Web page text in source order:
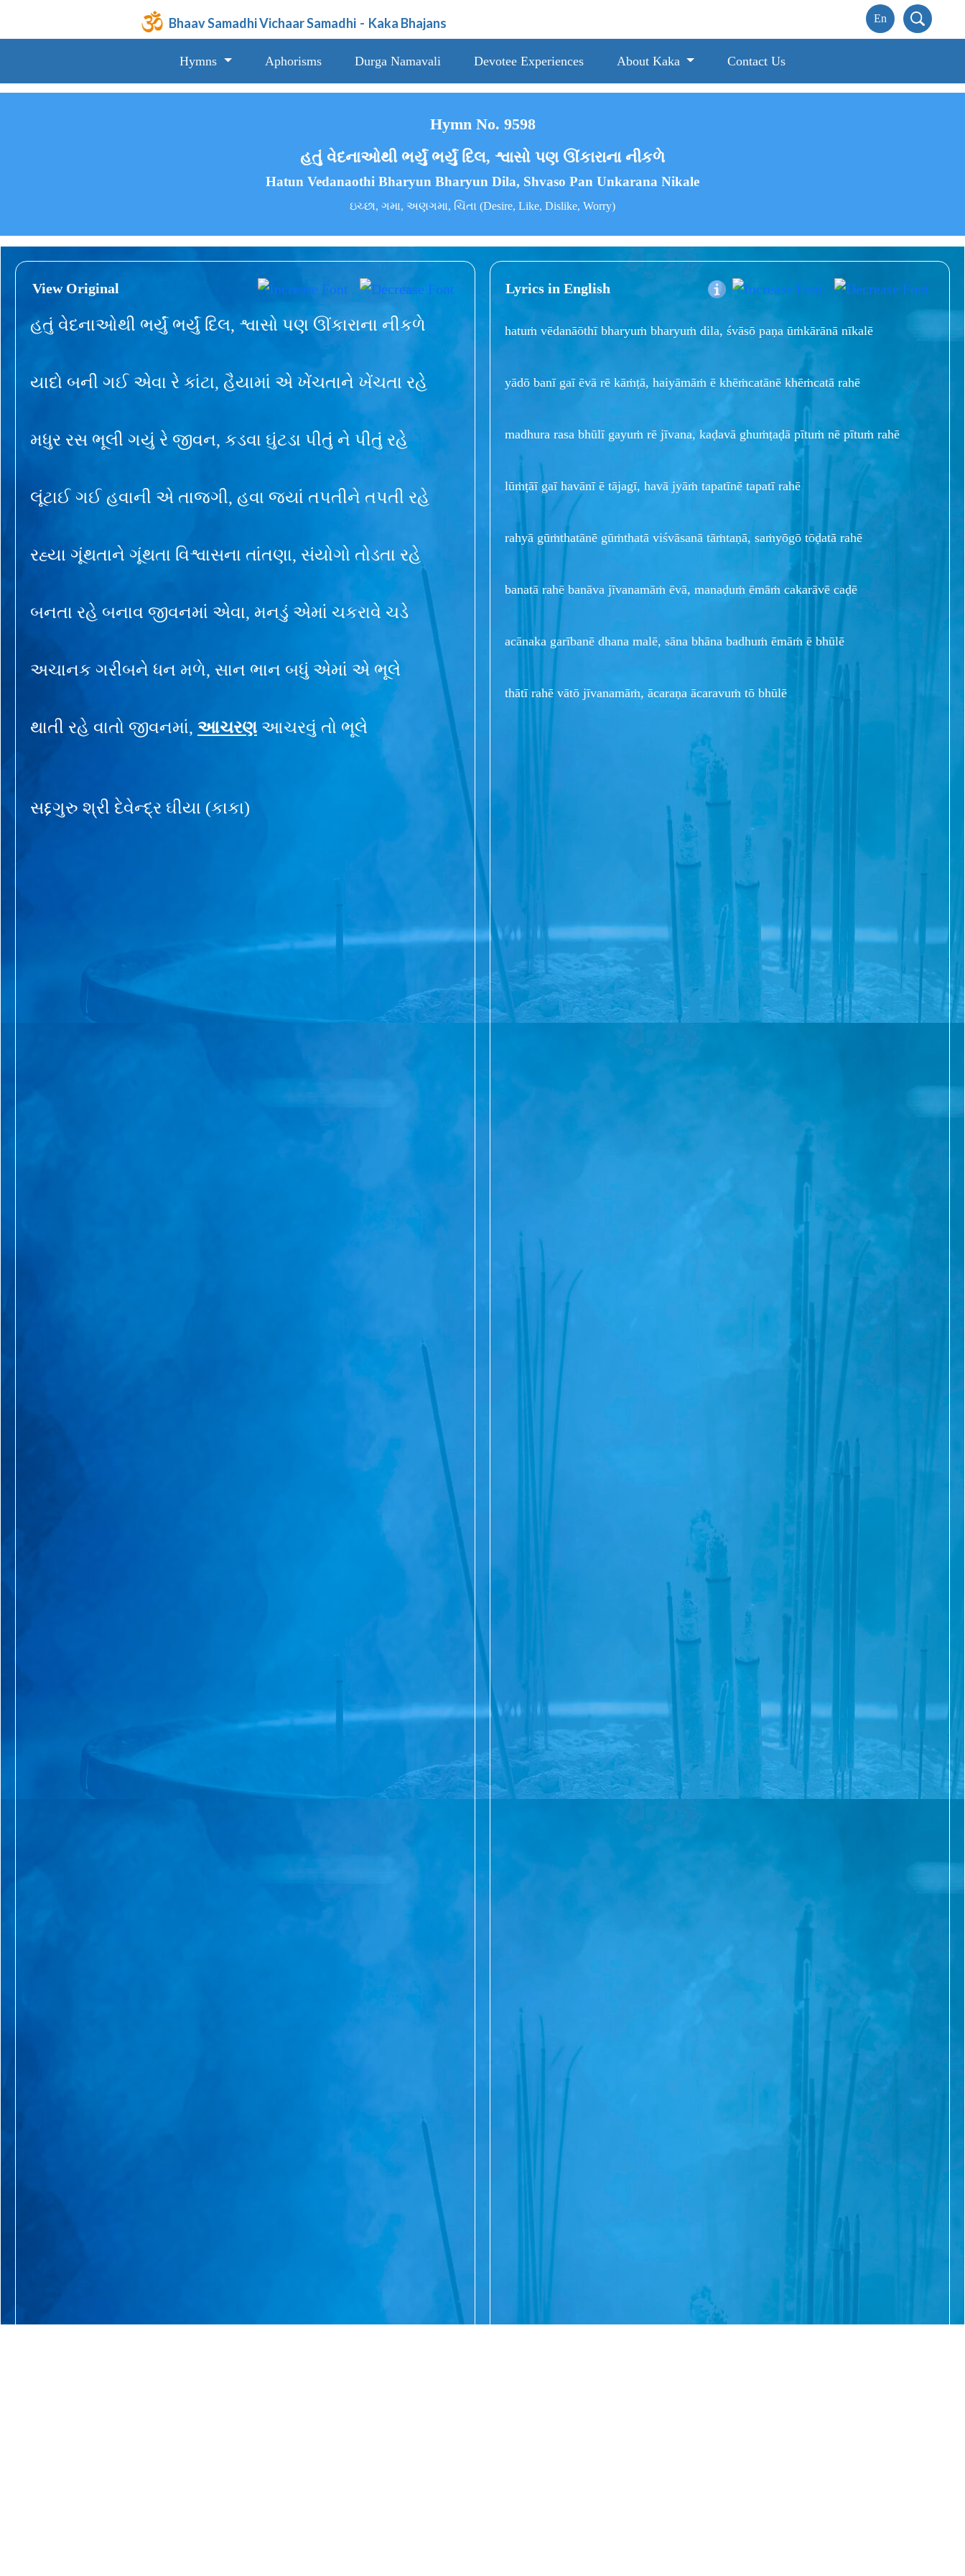
Bhaav Samadhi Vichaar Samadhi - Kaka Bhajans
Hymns Aphorisms Durga Namavali Devotee Experiences About Kaka Contact Us
Hymn No. 9598
હતું વેદનાઓથી ભર્યું ભર્યું દિલ, શ્વાસો પણ ઊંકારાના નીકળે
Hatun Vedanaothi Bharyun Bharyun Dila, Shvaso Pan Unkarana Nikale
ઇચ્છા, ગમા, અણગમા, ચિંતા (Desire, Like, Dislike, Worry)
View Original
હતું વેદનાઓથી ભર્યું ભર્યું દિલ, શ્વાસો પણ ઊંકારાના નીકળે
યાદો બની ગઈ એવા રે કાંટા, હૈયામાં એ ખેંચતાને ખેંચતા રહે
મધુર રસ ભૂલી ગયું રે જીવન, કડવા ઘુંટડા પીતું ને પીતું રહે
લૂંટાઈ ગઈ હવાની એ તાજગી, હવા જ્યાં તપતીને તપતી રહે
રહ્યા ગૂંથતાને ગૂંથતા વિશ્વાસના તાંતણા, સંયોગો તોડતા રહે
બનતા રહે બનાવ જીવનમાં એવા, મનડું એમાં ચકરાવે ચડે
અચાનક ગરીબને ધન મળે, સાન ભાન બધું એમાં એ ભૂલે
થાતી રહે વાતો જીવનમાં, આચરણ આચરવું તો ભૂલે
સદ્દગુરુ શ્રી દેવેન્દ્ર ઘીયા (કાકા)
Lyrics in English
hatuṁ vēdanāōthī bharyuṁ bharyuṁ dila, śvāsō paṇa ūṁkārānā nīkalē
yādō banī gaī ēvā rē kāṁṭā, haiyāmāṁ ē khēṁcatānē khēṁcatā rahē
madhura rasa bhūlī gayuṁ rē jīvana, kaḍavā ghuṁṭaḍā pītuṁ nē pītuṁ rahē
lūṁṭāī gaī havānī ē tājagī, havā jyāṁ tapatīnē tapatī rahē
rahyā gūṁthatānē gūṁthatā viśvāsanā tāṁtaṇā, saṁyōgō tōḍatā rahē
banatā rahē banāva jīvanamāṁ ēvā, manaḍuṁ ēmāṁ cakarāvē caḍē
acānaka garībanē dhana malē, sāna bhāna badhuṁ ēmāṁ ē bhūlē
thātī rahē vātō jīvanamāṁ, ācaraṇa ācaravuṁ tō bhūlē